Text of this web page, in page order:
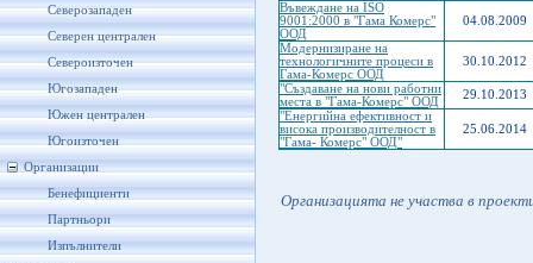
Северозападен
Северен централен
Североизточен
Югозападен
Южен централен
Югоизточен
Организации
Бенефициенти
Партньори
Изпълнители
Въвеждане на ISO
9001:2000 в "Гама Комерс"
ООД
04.08.2009
Модернизиране на
технологичните процеси в
Гама-Комерс ООД
30.10.2012
"Създаване на нови работни
места в "Гама-Комерс" ООД
29.10.2013
"Енергийна ефективност и
висока производителност в
"Гама- Комерс" ООД"
25.06.2014
Организацията не участва в